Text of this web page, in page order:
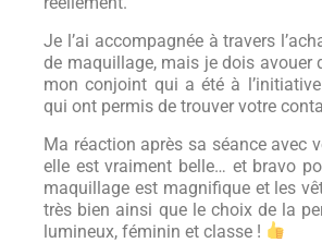
Je l’ai accompagnée à travers
de maquillage, mais je dois avouer
mon conjoint qui a été à
qui ont permis de trouver votre
Ma réaction après sa séance avec
elle est vraiment belle… et bravo
maquillage est magnifique et les
très bien ainsi que le choix de la
lumineux, féminin et classe !